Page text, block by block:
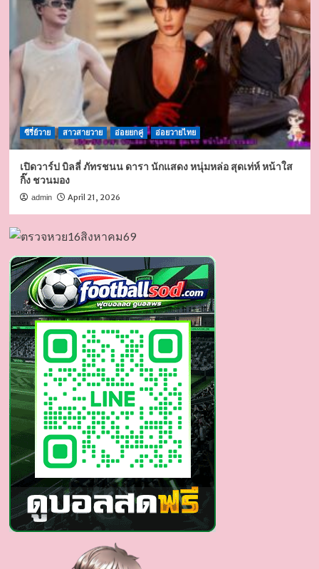
ซีรี่ย์วาย สาวสายวาย อ่อยยกคู่ อ่อยวายไทย
เปิดวาร์ป บิลลี่ ภัทรชนน ดารา นักแสดง หนุ่มหล่อ สุดเท่ห์ หน้าใส
กิ๊ง ชวนมอง
admin April 21, 2026